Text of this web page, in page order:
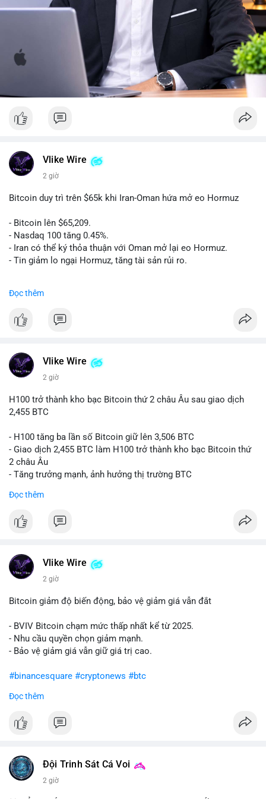
Vlike Wire
2 giờ
Bitcoin duy trì trên $65k khi Iran-Oman hứa mở eo Hormuz
- Bitcoin lên $65,209.
- Nasdaq 100 tăng 0.45%.
- Iran có thể ký thỏa thuận với Oman mở lại eo Hormuz.
- Tin giảm lo ngại Hormuz, tăng tài sản rủi ro.
📰 Nguồn: CoinDesk
Đọc thêm
Vlike Wire
2 giờ
H100 trở thành kho bạc Bitcoin thứ 2 châu Âu sau giao dịch
2,455 BTC
- H100 tăng ba lần số Bitcoin giữ lên 3,506 BTC
- Giao dịch 2,455 BTC làm H100 trở thành kho bạc Bitcoin thứ
2 châu Âu
- Tăng trưởng mạnh, ảnh hưởng thị trường BTC
#binancesquare
$btc
📰 Nguồn: Cointelegraph
Đọc thêm
Vlike Wire
2 giờ
Bitcoin giảm độ biến động, bảo vệ giảm giá vẫn đắt
- BVIV Bitcoin chạm mức thấp nhất kể từ 2025.
- Nhu cầu quyền chọn giảm mạnh.
- Bảo vệ giảm giá vẫn giữ giá trị cao.
#binancesquare #cryptonews #btc
$btc
#vlikevn #titanbot
Đọc thêm
Đội Trinh Sát Cá Voi
2 giờ